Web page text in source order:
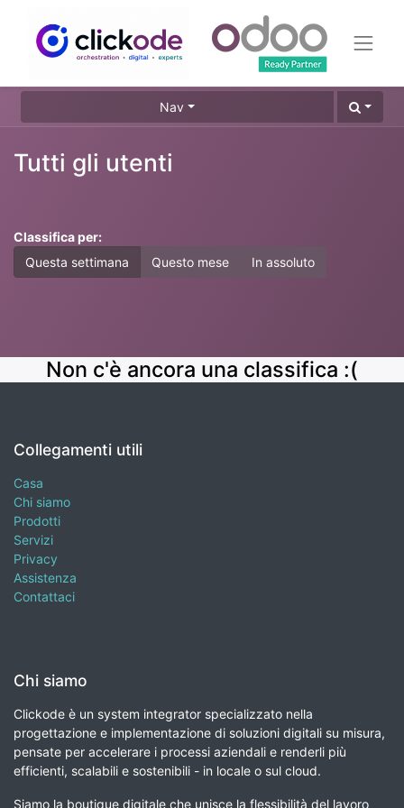
Nav
Tutti gli utenti
Classifica per:
Questa settimana
Questo mese In assoluto
Non c'è ancora una classifica :(
Collegamenti utili
Casa
Chi siamo
Prodotti
Servizi
Privacy
Assistenza
Contattaci
Chi siamo
Clickode è un system integrator specializzato nella
progettazione e implementazione di soluzioni digitali su misura,
pensate per accelerare i processi aziendali e renderli più
efficienti, scalabili e sostenibili - in locale o sul cloud.
Siamo la boutique digitale che unisce la flessibilità del lavoro